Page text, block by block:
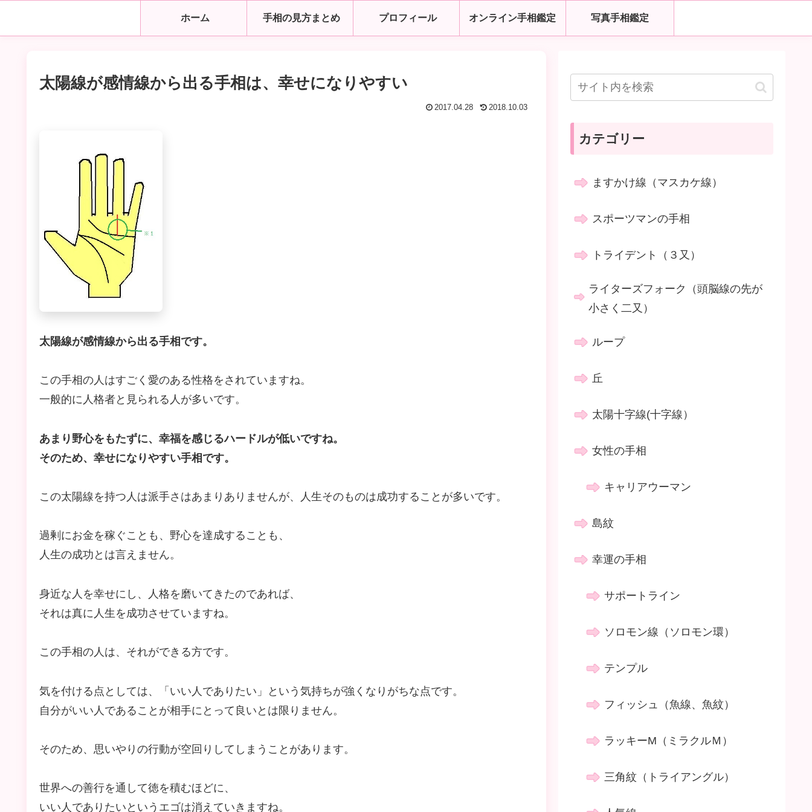
ホーム 手相の見方まとめ プロフィール オンライン手相鑑定 写真手相鑑定
太陽線が感情線から出る手相は、幸せになりやすい
2017.04.28 2018.10.03
太陽線が感情線から出る手相です。
この手相の人はすごく愛のある性格をされていますね。
一般的に人格者と見られる人が多いです。
あまり野心をもたずに、幸福を感じるハードルが低いですね。
そのため、幸せになりやすい手相です。
この太陽線を持つ人は派手さはあまりありませんが、人生そのものは成功することが多いです。
過剰にお金を稼ぐことも、野心を達成することも、
人生の成功とは言えません。
身近な人を幸せにし、人格を磨いてきたのであれば、
それは真に人生を成功させていますね。
この手相の人は、それができる方です。
気を付ける点としては、「いい人でありたい」という気持ちが強くなりがちな点です。
自分がいい人であることが相手にとって良いとは限りません。
そのため、思いやりの行動が空回りしてしまうことがあります。
世界への善行を通して徳を積むほどに、
いい人でありたいというエゴは消えていきますね。
カテゴリー
ますかけ線（マスカケ線）
スポーツマンの手相
トライデント（３又）
ライターズフォーク（頭脳線の先が
小さく二又）
ループ
丘
太陽十字線(十字線）
女性の手相
キャリアウーマン
島紋
幸運の手相
サポートライン
ソロモン線（ソロモン環）
テンプル
フィッシュ（魚線、魚紋）
ラッキーM（ミラクルＭ）
三角紋（トライアングル）